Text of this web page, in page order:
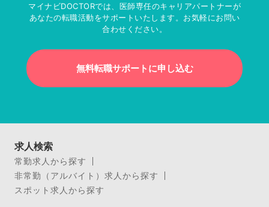
マイナビDOCTORでは、医師専任のキャリアパートナーが
あなたの転職活動をサポートいたします。お気軽にお問い
合わせください。
無料転職サポートに申し込む
求人検索
常勤求人から探す
非常勤（アルバイト）求人から探す
スポット求人から探す